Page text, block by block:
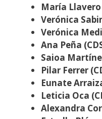
María Llavero
Verónica
Verónica
Ana Peña
Saioa
Pilar Ferrer
Eunate
Leticia Oca
Alexandra